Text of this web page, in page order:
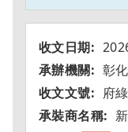
彰
府